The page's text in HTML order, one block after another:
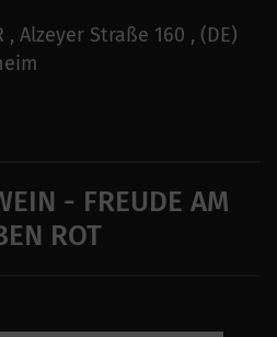
Alzeyer Straße 160 , (DE)
- FREUDE AM
ROT